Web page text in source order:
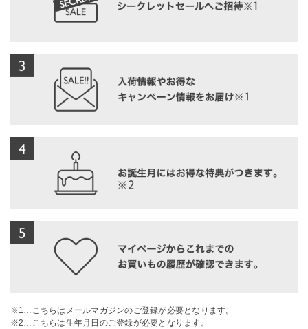
※1…こちらはメールマガジンのご登録が必要となります。
※2…こちらは生年月日のご登録が必要となります。